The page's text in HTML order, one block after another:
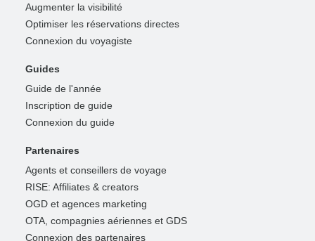
Augmenter la visibilité
Optimiser les réservations directes
Connexion du voyagiste
Guides
Guide de l'année
Inscription de guide
Connexion du guide
Partenaires
Agents et conseillers de voyage
RISE: Affiliates & creators
OGD et agences marketing
OTA, compagnies aériennes et GDS
Connexion des partenaires